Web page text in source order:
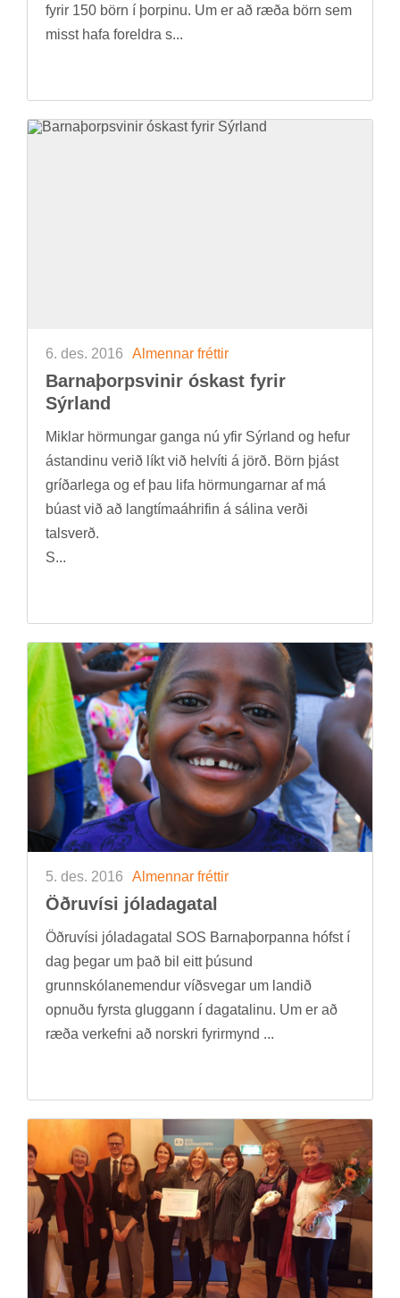
fyr­ir 150 börn í þorp­inu. Um er að ræða börn sem
misst hafa for­eldra s...
6. des. 2016 Al­menn­ar frétt­ir
Barna­þorps­vin­ir óskast fyr­ir
Sýr­land
Mikl­ar hörm­ung­ar ganga nú yfir Sýr­land og hef­ur
ástand­inu ver­ið líkt við hel­víti á jörð. Börn þjást
gríð­ar­lega og ef þau lifa hörm­ung­arn­ar af má
bú­ast við að lang­tíma­áhrif­in á sál­ina verði
tals­verð.
S...
5. des. 2016 Al­menn­ar frétt­ir
Öðru­vísi jóla­da­ga­tal
Öðru­vísi jóla­da­ga­tal SOS Barna­þorp­anna hófst í
dag þeg­ar um það bil eitt þús­und
grunn­skóla­nem­end­ur víðs­veg­ar um land­ið
opn­uðu fyrsta glugg­ann í daga­tal­inu. Um er að
ræða verk­efni að norskri fyr­ir­mynd ...